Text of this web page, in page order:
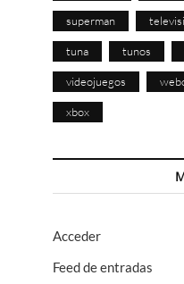
superman
tuna tunos
videojuegos
xbox
Acceder
Feed de entradas